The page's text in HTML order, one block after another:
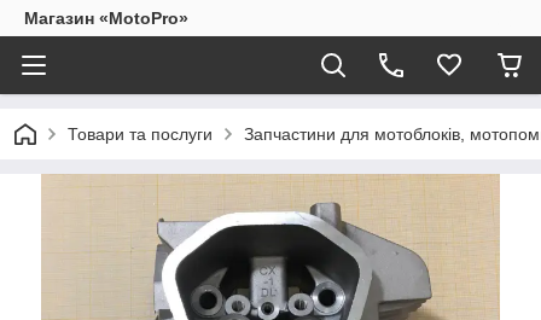
Магазин «MotoPro»
Товари та послуги Запчастини для мотоблоків,